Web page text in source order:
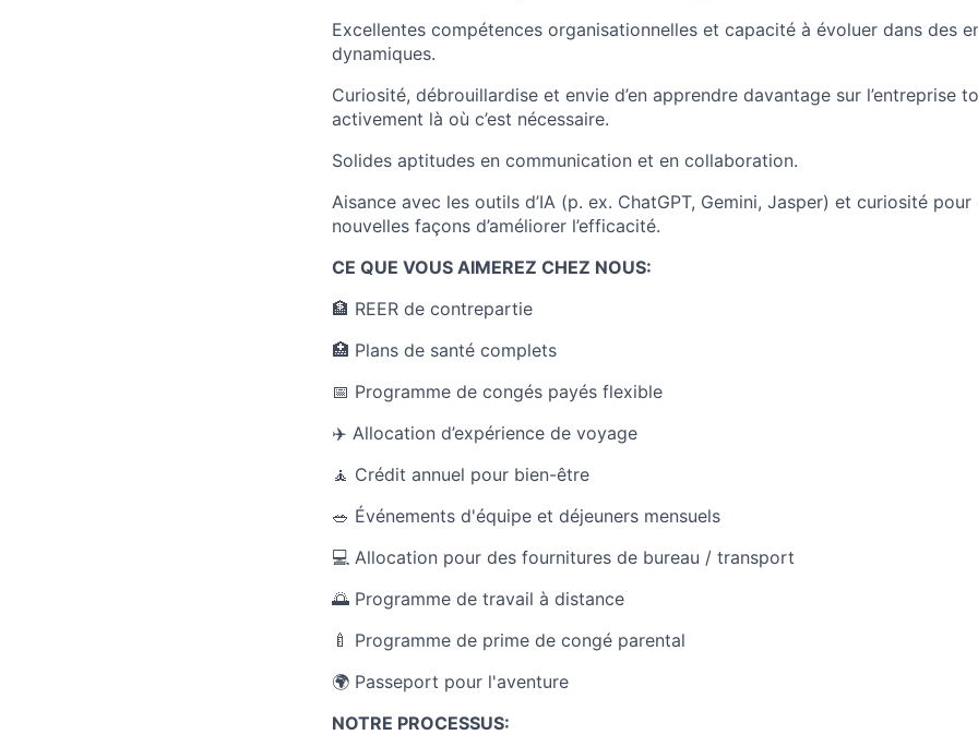
Excellentes compétences organisationnelles et capacité à évoluer dans des
dynamiques.
Curiosité, débrouillardise et envie d’en apprendre davantage sur l’entreprise
activement là où c’est nécessaire.
Solides aptitudes en communication et en collaboration.
Aisance avec les outils d’IA (p. ex. ChatGPT, Gemini, Jasper) et curiosité
nouvelles façons d’améliorer l’efficacité.
CE QUE VOUS AIMEREZ CHEZ NOUS:
🏦 REER de contrepartie
🏥 Plans de santé complets
📅 Programme de congés payés flexible
✈️ Allocation d’expérience de voyage
🧘 Crédit annuel pour bien-être
🥗 Événements d'équipe et déjeuners mensuels
💻 Allocation pour des fournitures de bureau / transport
🌅 Programme de travail à distance
🍼 Programme de prime de congé parental
🌍 Passeport pour l'aventure
NOTRE PROCESSUS: